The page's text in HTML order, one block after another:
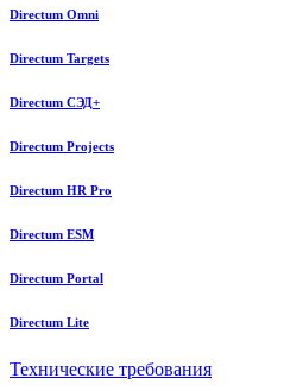
Directum Omni
Directum Targets
Directum СЭД+
Directum Projects
Directum HR Pro
Directum ESM
Directum Portal
Directum Lite
Технические требования